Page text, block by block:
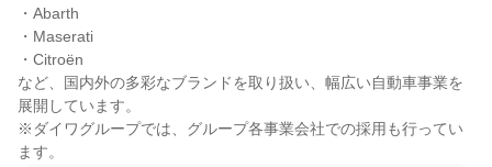
・Abarth
・Maserati
・Citroën
など、国内外の多彩なブランドを取り扱い、幅広い自動車事業を
展開しています。
※ダイワグループでは、グループ各事業会社での採用も行ってい
ます。